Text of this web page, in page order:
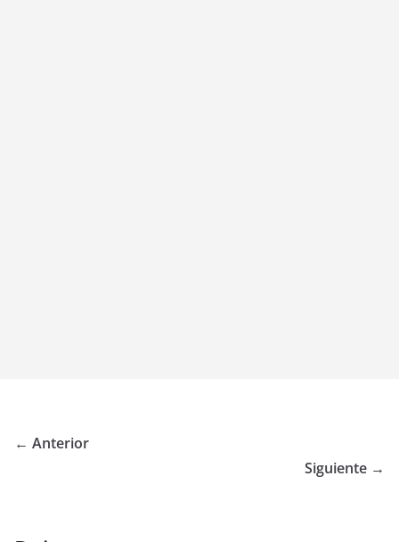
← Anterior
Siguiente →